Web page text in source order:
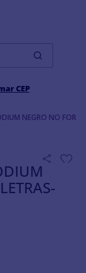
CEP
NEGRO NO